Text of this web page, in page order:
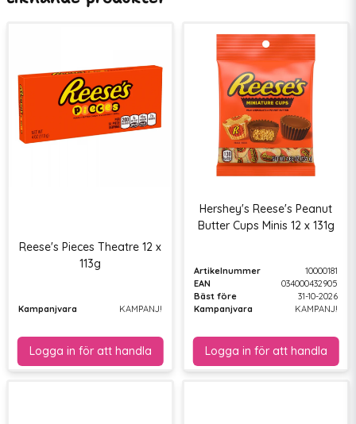
Reese's Pieces Theatre 12 x
113g
Kampanjvara KAMPANJ!
Hershey's Reese's Peanut
Butter Cups Minis 12 x 131g
Artikelnummer
10000181
EAN
034000432905
Bäst före
31-10-2026
Kampanjvara
KAMPANJ!